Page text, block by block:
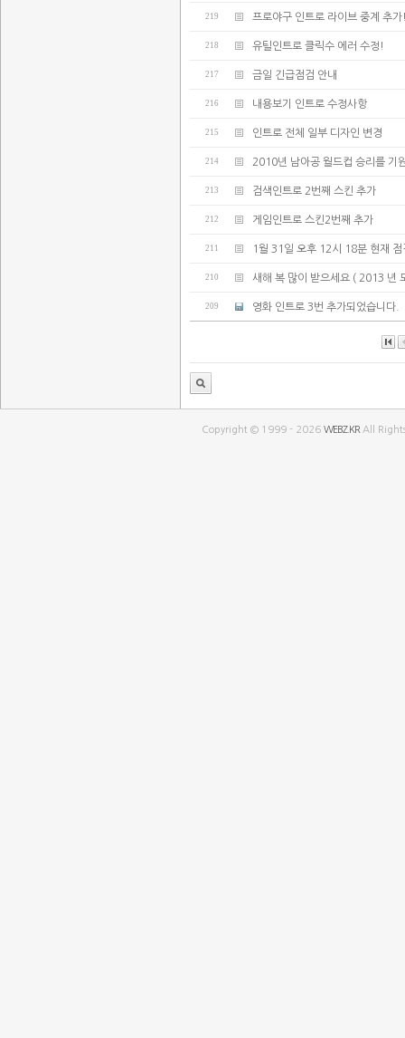
219 프로야구 인트로 라이브 중계 추
218 유틸인트로 클릭수 에러 수정!
217 금일 긴급점검 안내
216 내용보기 인트로 수정사항
215 인트로 전체 일부 디자인 변경
214 2010년 남아공 월드컵 승리를 기
213 검색인트로 2번째 스킨 추가
212 게임인트로 스킨2번째 추가
211 1월 31일 오후 12시 18분 현재 점
210 새해 복 많이 받으세요 ( 2013 년
209 영화 인트로 3번 추가되었습니다.
Copyright © 1999 - 2026WEBZ.KR All